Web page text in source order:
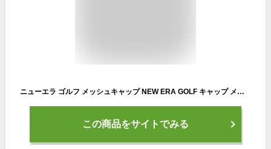
ニューエラ ゴルフ メッシュキャップ NEW ERA GOLF キャップ メッシュ 帽子 ぼうし ロゴ ネイビー ラウンド 夏 スポーツ アウトドア 通気性抜群 紫外線対策 ロゴ ニューエラー ぼうし
この商品をサイトでみる